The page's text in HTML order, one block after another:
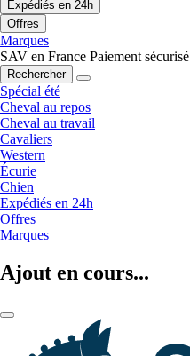
Expédiés en 24h
Offres
Marques
SAV en France Paiement sécurisé
Rechercher
Spécial été
Cheval au repos
Cheval au travail
Cavaliers
Western
Écurie
Chien
Expédiés en 24h
Offres
Marques
Ajout en cours...